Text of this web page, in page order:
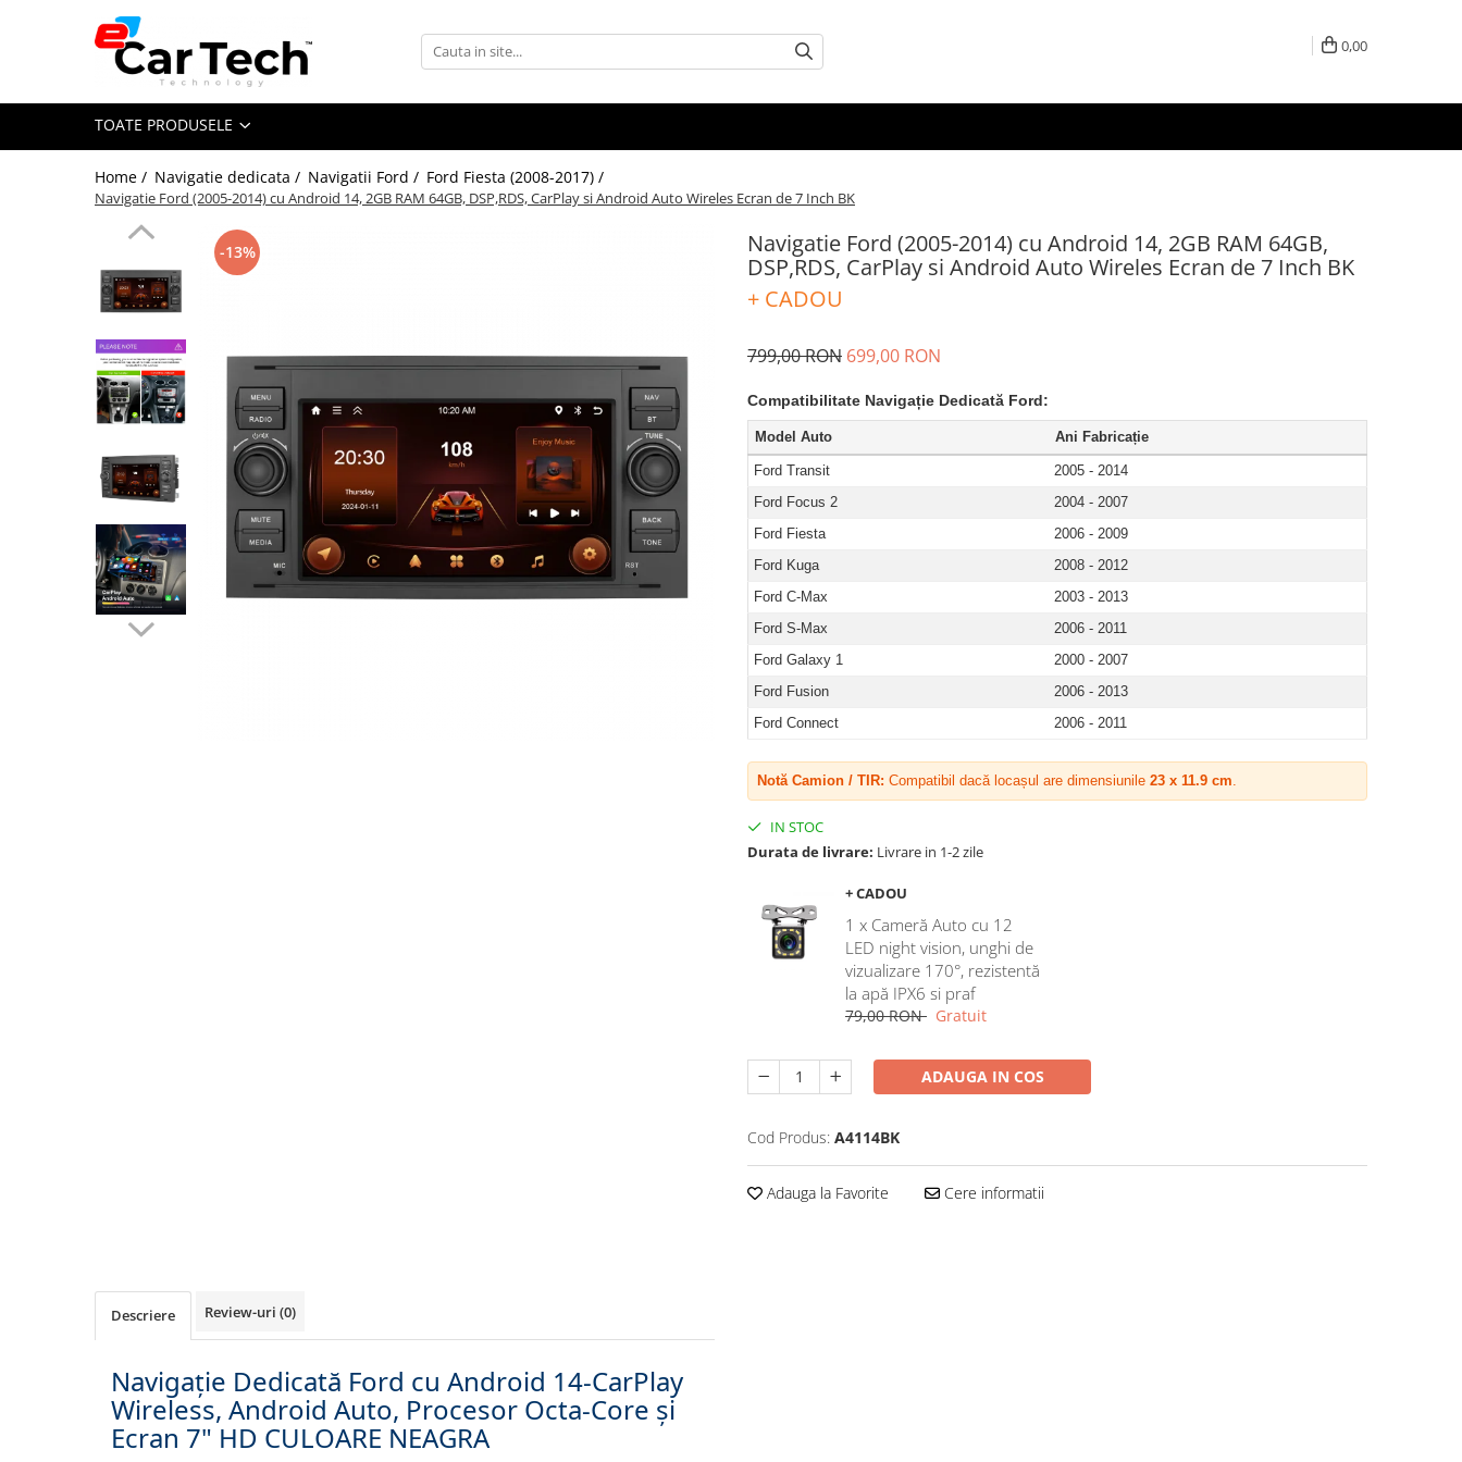
Toate Produsele
Navigatie dedicata
Navigatii Seat
Navigatii Ford
Navigatii Opel
Navigatii Hyundai
Navigatii Toyota
Navigatii Dacia
Navigatii Peugeot
Navigatii Audi
Navigatii BMW
Navigatii Mercedes
Navigatii Fiat
Navigatii 1 DIN
Navigatie GPS Portabil
Accesorii navigatii
CarPlay&Android Auto
0,00
TOATE PRODUSELE
Home / Navigatie dedicata / Navigatii Ford / Ford Fiesta (2008-2017) /
Navigatie Ford (2005-2014) cu Android 14, 2GB RAM 64GB, DSP,RDS, CarPlay si Android Auto Wireles Ecran de 7 Inch BK
Navigatie Ford (2005-2014) cu Android 14, 2GB RAM 64GB,
DSP,RDS, CarPlay si Android Auto Wireles Ecran de 7 Inch BK
+ CADOU
-13%
799,00 RON 699,00 RON
Compatibilitate Navigație Dedicată Ford:
Model Auto Ani Fabricație
Ford Transit
2005 - 2014
Ford Focus 2
2004 - 2007
Ford Fiesta
2006 - 2009
Ford Kuga
2008 - 2012
Ford C-Max
2003 - 2013
Ford S-Max
2006 - 2011
Ford Galaxy 1
2000 - 2007
Ford Fusion
2006 - 2013
Ford Connect
2006 - 2011
Notă Camion / TIR: Compatibil dacă locașul are dimensiunile 23 x 11.9 cm
IN STOC
Durata de livrare: Livrare in 1-2 zile
+ CADOU
1 x Cameră Auto cu 12
LED night vision, unghi de
vizualizare 170°, rezistentă
la apă IPX6 si praf
79,00 RON Gratuit
ADAUGA IN COS
Cod Produs: A4114BK
Adauga la Favorite Cere informatii
Descriere Review-uri (0)
Navigație Dedicată Ford cu Android 14-CarPlay
Wireless, Android Auto, Procesor Octa-Core și
Ecran 7" HD CULOARE NEAGRA